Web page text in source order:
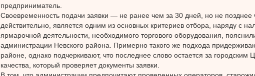
предприниматель.
Своевременность подачи заявки — не ранее чем за 30 дней, но не
действительно, является одним из основных критериев отбора, наряду с
ярмарочной деятельности, необходимого торгового оборудования,
администрации Невского района. Примерно такого же подхода
районе, однако подчеркивают, что последнее слово остается за городским
качества, который проверяет документы заявки.